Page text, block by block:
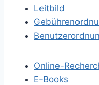
N
v
Leitbild
Online-
E-Books